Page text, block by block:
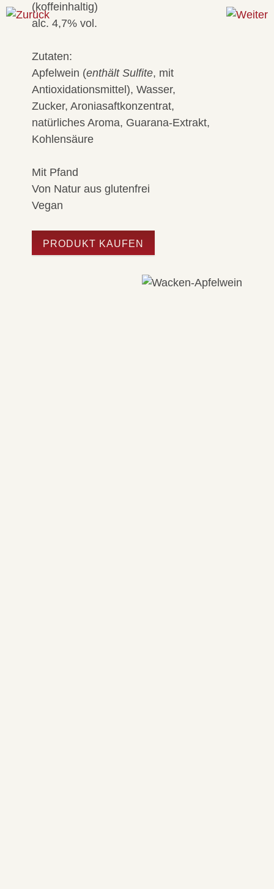
(koffeinhaltig)
alc. 4,7% vol.
Zutaten:
Apfelwein (enthält Sulfite, mit
Antioxidationsmittel), Wasser,
Zucker, Aroniasaftkonzentrat,
natürliches Aroma, Guarana-Extrakt,
Kohlensäure
Mit Pfand
Von Natur aus glutenfrei
Vegan
PRODUKT KAUFEN